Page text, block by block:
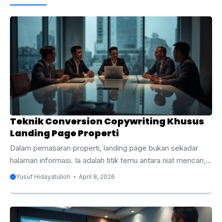
Teknik Conversion Copywriting Khusus
Landing Page Properti
Dalam pemasaran properti, landing page bukan sekadar
halaman informasi. Ia adalah titik temu antara niat mencari,
rasa ragu, dan keputusan untuk menghubungi sales. Ini
pengguna internet pada awal 2026 dengan penetrasi 80,5
Yusuf Hidayatulloh April 8, 2026